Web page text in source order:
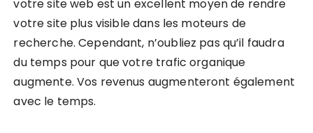
votre site web est un excellent moyen de rendre
votre site plus visible dans les moteurs de
recherche. Cependant, n’oubliez pas qu’il faudra
du temps pour que votre trafic organique
augmente. Vos revenus augmenteront également
avec le temps.